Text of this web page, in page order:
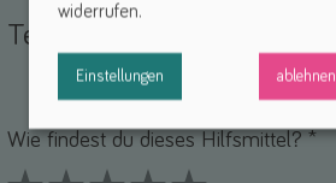
Teile deine Erfahrungen
Wie findest du dieses Hilfsmittel? *
widerrufen.
Einstellungen ablehnen